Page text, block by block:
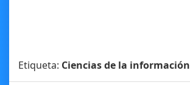
Etiqueta: Ciencias de la información